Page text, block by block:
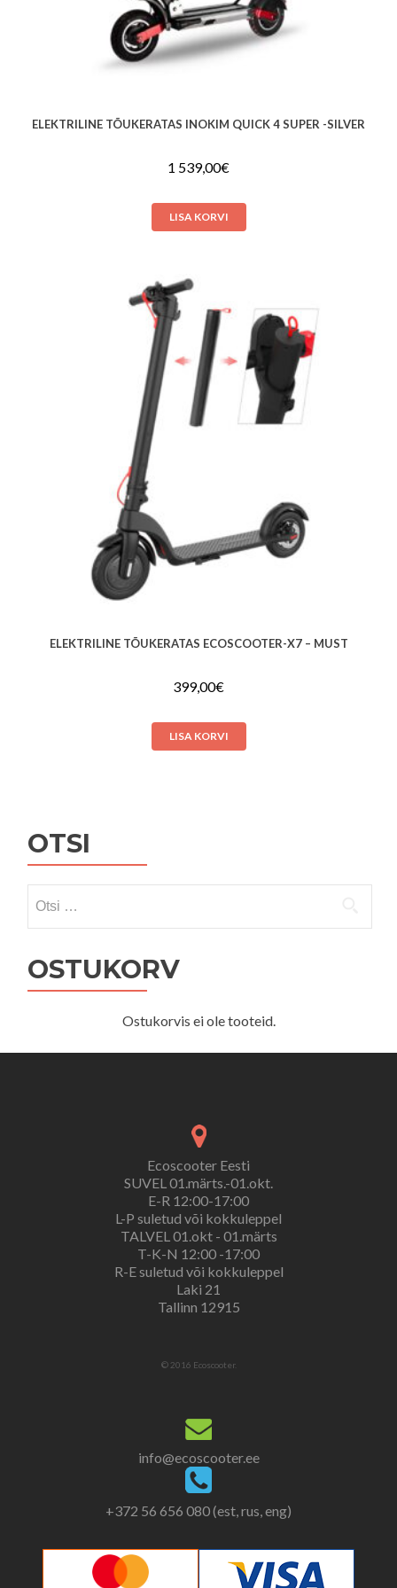
ELEKTRILINE TÕUKERATAS INOKIM QUICK 4 SUPER -SILVER
1 539,00€
LISA KORVI
ELEKTRILINE TÕUKERATAS ECOSCOOTER-X7 – MUST
399,00€
LISA KORVI
OTSI
OSTUKORV
Ostukorvis ei ole tooteid.
Ecoscooter Eesti
SUVEL 01.märts.-01.okt.
E-R 12:00-17:00
L-P suletud või kokkuleppel
TALVEL 01.okt - 01.märts
T-K-N 12:00 -17:00
R-E suletud või kokkuleppel
Laki 21
Tallinn 12915
© 2016 Ecoscooter.
info@ecoscooter.ee
+372 56 656 080 (est, rus, eng)